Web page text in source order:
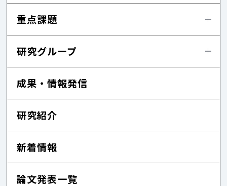
重点課題
研究グループ
成果・情報発信
研究紹介
新着情報
論文発表一覧